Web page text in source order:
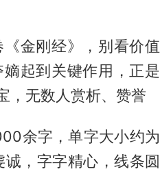
《金刚经》，别看价值
起到关键作用，正是
，无数人赏析、赞誉
余字，单字大小约为
，字字精心，线条圆